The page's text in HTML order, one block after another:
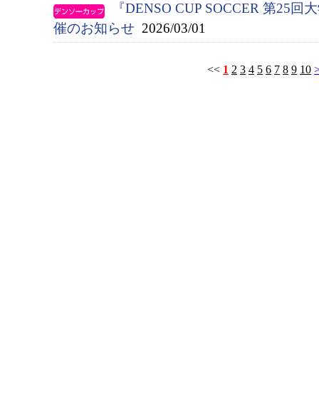
『DENSO CUP SOCCER 第25回
催のお知らせ 2026/03/01
<< 1 2 3 4 5 6 7 8 9 10